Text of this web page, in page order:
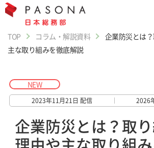
TOP コラム・解説資料
企業防災とは
主な取り組みを徹底解説
NEW
2023年11月21日 配信 2026
企業防災とは？取